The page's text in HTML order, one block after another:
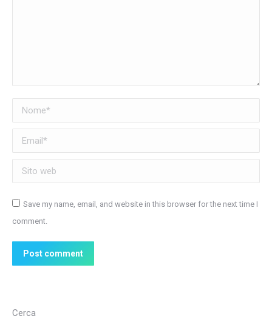
Nome *
Email *
Sito web
Save my name, email, and website in this browser for the next time I
comment.
Post comment
Cerca